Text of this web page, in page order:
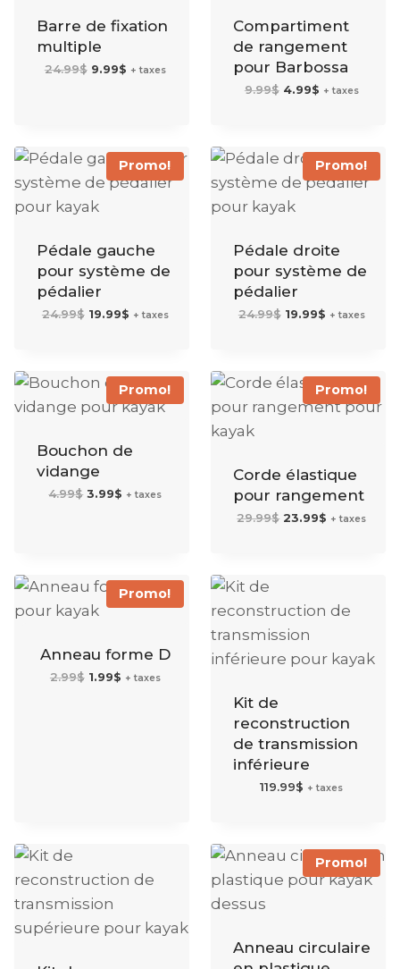
Barre de fixation
multiple
24.99$ Le
prix
9.99$Le
prix
+ taxes
Compartiment
de rangement
pour Barbossa
9.99$ Le
prix
4.99$Le
prix
+ taxes
Promo!
Pédale gauche
pour système de
pédalier
24.99$ Le
prix
19.99$Le
prix
+ taxes
Promo!
Pédale droite
pour système de
pédalier
24.99$ Le
prix
19.99$Le
prix
+ taxes
Promo!
Bouchon de
vidange
4.99$ Le
prix
3.99$ Le
prix
+ taxes
Promo!
Corde élastique
pour rangement
29.99$ Le
prix
23.99$ Le
prix
+ taxes
Promo!
Anneau forme D
2.99$ Le
prix
1.99$Le
prix
+ taxes
Kit de
reconstruction
de transmission
inférieure
119.99$ + taxes
Promo!
Anneau circulaire